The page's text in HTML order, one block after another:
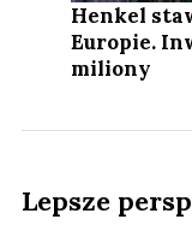
Henkel
Europie.
miliony
Lepsze